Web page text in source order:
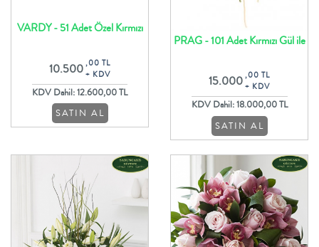
VARDY - 51 Adet Özel Kırmızı
10.500 ,00 TL
+ KDV
KDV Dahil: 12.600,00 TL
SATIN AL
PRAG - 101 Adet Kırmızı Gül ile
15.000 ,00 TL
+ KDV
KDV Dahil: 18.000,00 TL
SATIN AL